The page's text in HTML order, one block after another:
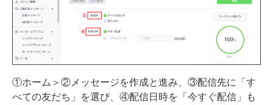
①ホーム＞②メッセージを作成と進み、③配信先に「す
べての友だち」を選び、④配信日時を「今すぐ配信」も